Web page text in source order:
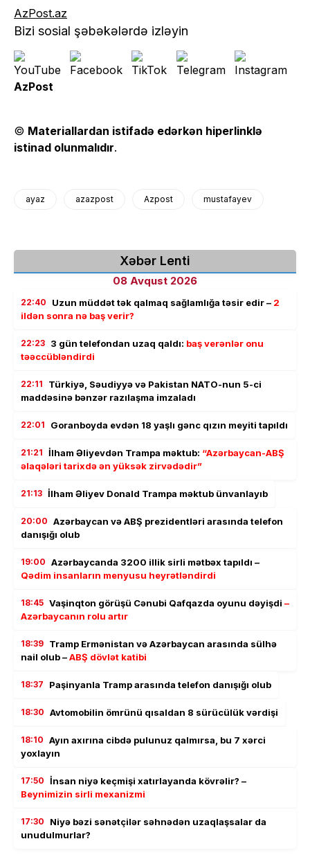
AzPost.az
Bizi sosial şəbəkələrdə izləyin
AzPost
© Materiallardan istifadə edərkən hiperlinklə
istinad olunmalıdır.
ayaz azazpost Azpost mustafayev
Xəbər Lenti
08 Avqust 2026
22:40 Uzun müddət tək qalmaq sağlamlığa təsir edir – 2
ildən sonra nə baş verir?
22:23 3 gün telefondan uzaq qaldı: baş verənlər onu
təəccübləndirdi
22:11
Türkiyə, Səudiyyə və Pakistan NATO-nun 5-ci
maddəsinə bənzər razılaşma imzaladı
22:01 Goranboyda evdən 18 yaşlı gənc qızın meyiti tapıldı
21:21 İlham Əliyevdən Trampa məktub: “Azərbaycan-ABŞ
əlaqələri tarixdə ən yüksək zirvədədir”
21:13 İlham Əliyev Donald Trampa məktub ünvanlayıb
20:00 Azərbaycan və ABŞ prezidentləri arasında telefon
danışığı olub
19:00 Azərbaycanda 3200 illik sirli mətbəx tapıldı –
Qədim insanların menyusu heyrətləndirdi
18:45 Vaşinqton görüşü Cənubi Qafqazda oyunu dəyişdi –
Azərbaycanın rolu artır
18:39 Tramp Ermənistan və Azərbaycan arasında sülhə
nail olub –ABŞ dövlət katibi
18:37 Paşinyanla Tramp arasında telefon danışığı olub
18:30 Avtomobilin ömrünü qısaldan 8 sürücülük vərdişi
18:10 Ayın axırına cibdə pulunuz qalmırsa, bu 7 xərci
yoxlayın
17:50 İnsan niyə keçmişi xatırlayanda kövrəlir? –
Beynimizin sirli mexanizmi
17:30
Niyə bəzi sənətçilər səhnədən uzaqlaşsalar da
unudulmurlar?